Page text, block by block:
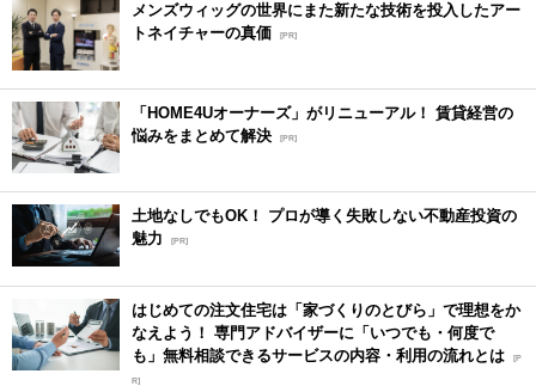
メンズウィッグの世界にまた新たな技術を投入したアー
トネイチャーの真価 [PR]
「HOME4Uオーナーズ」がリニューアル！ 賃貸経営の
悩みをまとめて解決 [PR]
土地なしでもOK！ プロが導く失敗しない不動産投資の
魅力
[PR]
はじめての注文住宅は「家づくりのとびら」で理想をか
なえよう！ 専門アドバイザーに「いつでも・何度で
も」無料相談できるサービスの内容・利用の流れとは [P
R]